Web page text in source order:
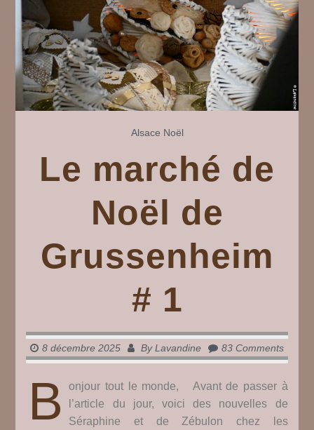
Alsace Noël
Le marché de
Noël de
Grussenheim
# 1
8 décembre 2025 ByLavandine 83 Comments
B
onjour tout le monde, Avant de passer à
l’article du jour, voici des nouvelles de
Séraphine et de Zébulon chez les